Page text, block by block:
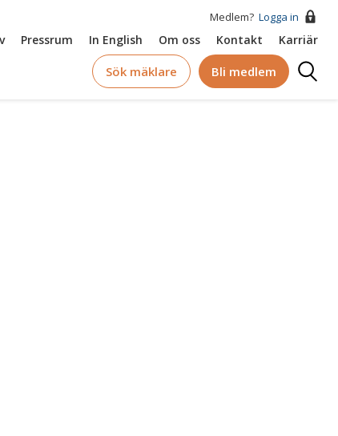
Medlem? Logga in
Pressrum In English Om oss Kontakt Karriär
Sök mäklare Bli medlem
Logga